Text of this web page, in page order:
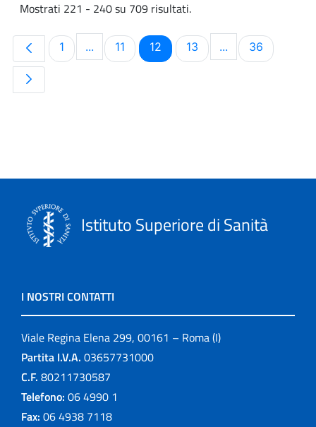
Mostrati 221 - 240 su 709 risultati.
Pagina
1 ...Pagine intermedie Use TAB to navigate.
Pagina
11 Pagina
12 Pagina
13 ...PaginePagina
36
Istituto Superiore di Sanità
I NOSTRI CONTATTI
Viale Regina Elena 299, 00161 – Roma (I)
Partita I.V.A. 03657731000
C.F. 80211730587
Telefono: 06 4990 1
Fax: 06 4938 7118